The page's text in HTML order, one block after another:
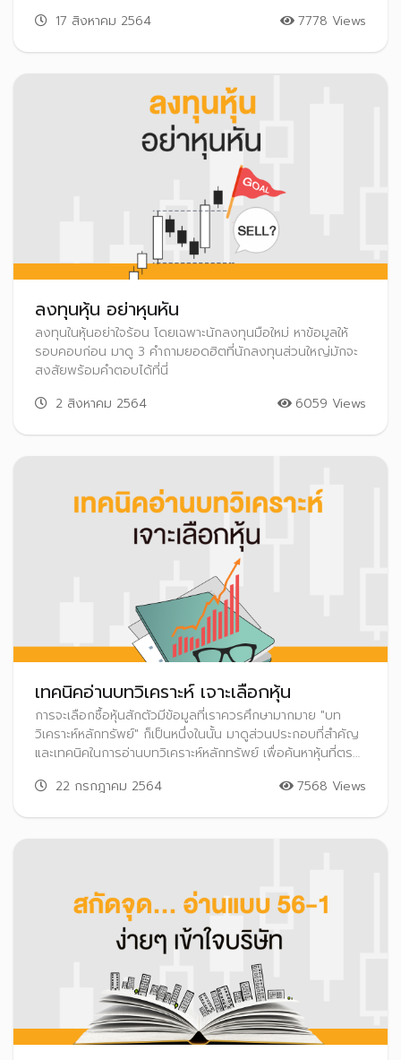
17 สิงหาคม 2564 7778 Views
ลงทุนหุ้น อย่าหุนหัน
ลงทุนในหุ้นอย่าใจร้อน โดยเฉพาะนักลงทุนมือใหม่ หาข้อมูลให้
รอบคอบก่อน มาดู 3 คำถามยอดฮิตที่นักลงทุนส่วนใหญ่มักจะ
สงสัยพร้อมคำตอบได้ที่นี่
2 สิงหาคม 2564
6059 Views
เทคนิคอ่านบทวิเคราะห์ เจาะเลือกหุ้น
การจะเลือกซื้อหุ้นสักตัวมีข้อมูลที่เราควรศึกษามากมาย "บท
วิเคราะห์หลักทรัพย์" ก็เป็นหนึ่งในนั้น มาดูส่วนประกอบที่สำคัญ
และเทคนิคในการอ่านบทวิเคราะห์หลักทรัพย์ เพื่อค้นหาหุ้นที่ตรง
22 กรกฎาคม 2564 7568 Views